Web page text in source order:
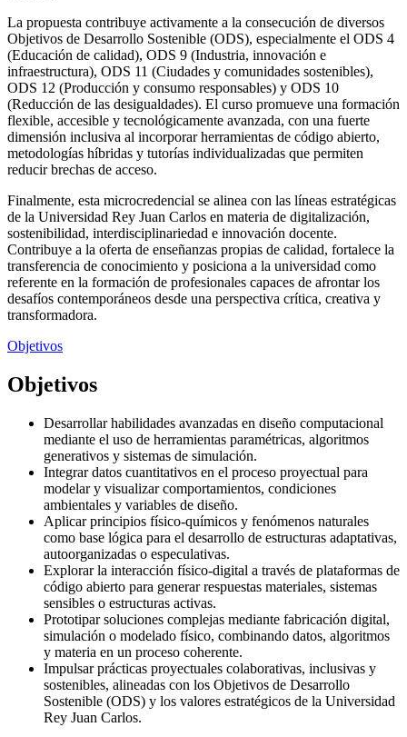
La propuesta contribuye activamente a la consecución de diversos
Objetivos de Desarrollo Sostenible (ODS), especialmente el ODS 4
(Educación de calidad), ODS 9 (Industria, innovación e
infraestructura), ODS 11 (Ciudades y comunidades sostenibles),
ODS 12 (Producción y consumo responsables) y ODS 10
(Reducción de las desigualdades). El curso promueve una formación
flexible, accesible y tecnológicamente avanzada, con una fuerte
dimensión inclusiva al incorporar herramientas de código abierto,
metodologías híbridas y tutorías individualizadas que permiten
reducir brechas de acceso.
Finalmente, esta microcredencial se alinea con las líneas estratégicas
de la Universidad Rey Juan Carlos en materia de digitalización,
sostenibilidad, interdisciplinariedad e innovación docente.
Contribuye a la oferta de enseñanzas propias de calidad, fortalece la
transferencia de conocimiento y posiciona a la universidad como
referente en la formación de profesionales capaces de afrontar los
desafíos contemporáneos desde una perspectiva crítica, creativa y
transformadora.
Objetivos
Objetivos
Desarrollar habilidades avanzadas en diseño computacional
mediante el uso de herramientas paramétricas, algoritmos
generativos y sistemas de simulación.
Integrar datos cuantitativos en el proceso proyectual para
modelar y visualizar comportamientos, condiciones
ambientales y variables de diseño.
Aplicar principios físico-químicos y fenómenos naturales
como base lógica para el desarrollo de estructuras adaptativas,
autoorganizadas o especulativas.
Explorar la interacción físico-digital a través de plataformas de
código abierto para generar respuestas materiales, sistemas
sensibles o estructuras activas.
Prototipar soluciones complejas mediante fabricación digital,
simulación o modelado físico, combinando datos, algoritmos
y materia en un proceso coherente.
Impulsar prácticas proyectuales colaborativas, inclusivas y
sostenibles, alineadas con los Objetivos de Desarrollo
Sostenible (ODS) y los valores estratégicos de la Universidad
Rey Juan Carlos.